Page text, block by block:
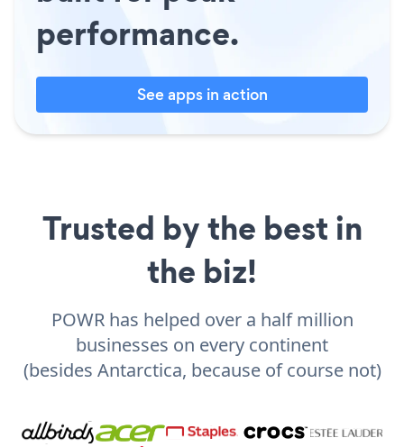
performance.
See apps in action
Trusted by the best in
the biz!
POWR has helped over a half million
businesses on every continent
(besides Antarctica, because of course not)